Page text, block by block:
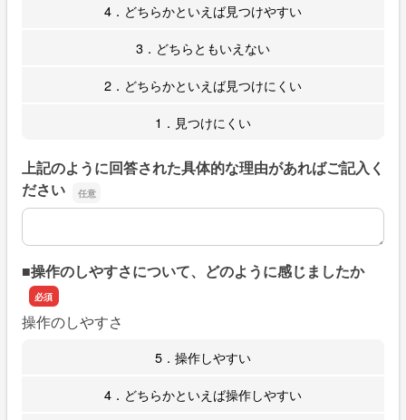
4．どちらかといえば見つけやすい
3．どちらともいえない
2．どちらかといえば見つけにくい
1．見つけにくい
上記のように回答された具体的な理由があればご記入く
ださい
上記のように回答された具体的な理由があればご記入くだ
■操作のしやすさについて、どのように感じましたか
操作のしやすさ
5．操作しやすい
4．どちらかといえば操作しやすい